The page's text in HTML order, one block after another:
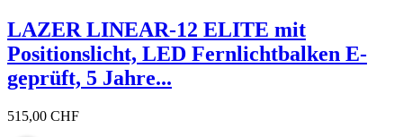
LAZER LINEAR-12 ELITE mit
Positionslicht, LED Fernlichtbalken E-
geprüft, 5 Jahre...
515,00 CHF